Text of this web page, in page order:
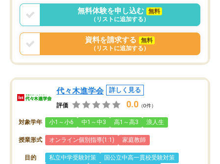
無料体験を申し込む
無料
（リストに追加する）
資料を請求する
無料
（リストに追加する）
代々木進学会 詳しく見る
評価 0.0 （0件）
対象学年 小1～小6 中1～中3 高1～高3 浪人生
授業形式 オンライン個別指導(1:1) 家庭教師
目的 私立中学受験対策
国公立中高一貫校受験対策